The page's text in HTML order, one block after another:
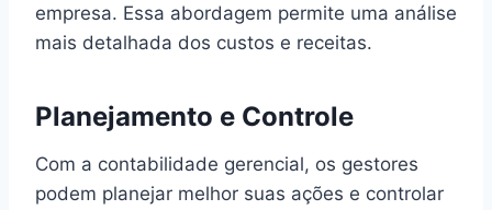
empresa. Essa abordagem permite uma análise
mais detalhada dos custos e receitas.
Planejamento e Controle
Com a contabilidade gerencial, os gestores
podem planejar melhor suas ações e controlar